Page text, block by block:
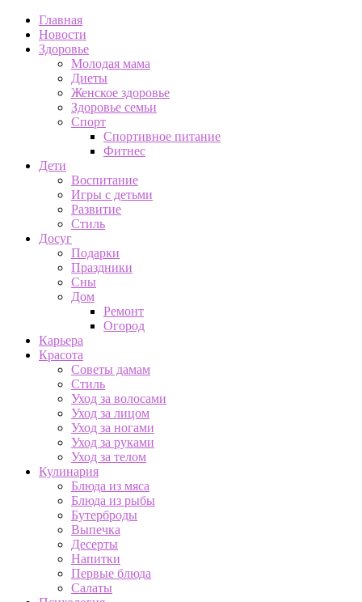
Главная
Новости
Здоровье
Молодая мама
Диеты
Женское здоровье
Здоровье семьи
Спорт
Спортивное питание
Фитнес
Дети
Воспитание
Игры с детьми
Развитие
Стиль
Досуг
Подарки
Праздники
Сны
Дом
Ремонт
Огород
Карьера
Красота
Советы дамам
Стиль
Уход за волосами
Уход за лицом
Уход за ногами
Уход за руками
Уход за телом
Кулинария
Блюда из мяса
Блюда из рыбы
Бутерброды
Выпечка
Десерты
Напитки
Первые блюда
Салаты